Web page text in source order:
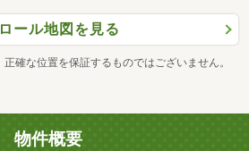
ール地図を見る
確な位置を保証するものではございません。
物件概要